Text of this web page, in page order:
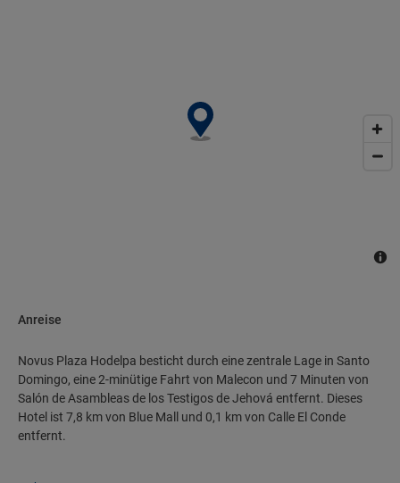
Anreise
Novus Plaza Hodelpa besticht durch eine zentrale Lage in Santo
Domingo, eine 2-minütige Fahrt von Malecon und 7 Minuten von
Salón de Asambleas de los Testigos de Jehová entfernt. Dieses
Hotel ist 7,8 km von Blue Mall und 0,1 km von Calle El Conde
entfernt.